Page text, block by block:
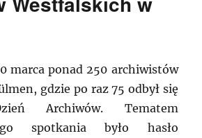
marca ponad 250 archiwistów
gdzie po raz 75 odbył się
Archiwów. Tematem
spotkania było hasło